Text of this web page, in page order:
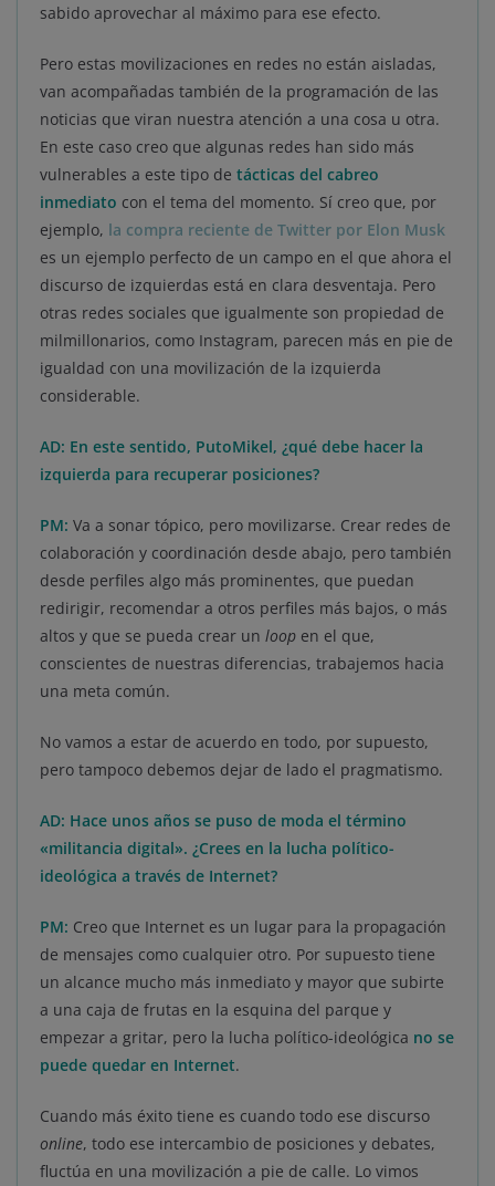
sabido aprovechar al máximo para ese efecto.
Pero estas movilizaciones en redes no están aisladas,
van acompañadas también de la programación de las
noticias que viran nuestra atención a una cosa u otra.
En este caso creo que algunas redes han sido más
vulnerables a este tipo de tácticas del cabreo
inmediato con el tema del momento. Sí creo que, por
ejemplo, la compra reciente de Twitter por Elon Musk
es un ejemplo perfecto de un campo en el que ahora el
discurso de izquierdas está en clara desventaja. Pero
otras redes sociales que igualmente son propiedad de
milmillonarios, como Instagram, parecen más en pie de
igualdad con una movilización de la izquierda
considerable.
AD: En este sentido, PutoMikel, ¿qué debe hacer la
izquierda para recuperar posiciones?
PM: Va a sonar tópico, pero movilizarse. Crear redes de
colaboración y coordinación desde abajo, pero también
desde perfiles algo más prominentes, que puedan
redirigir, recomendar a otros perfiles más bajos, o más
altos y que se pueda crear un loop en el que,
conscientes de nuestras diferencias, trabajemos hacia
una meta común.
No vamos a estar de acuerdo en todo, por supuesto,
pero tampoco debemos dejar de lado el pragmatismo.
AD: Hace unos años se puso de moda el término
«militancia digital». ¿Crees en la lucha político-
ideológica a través de Internet?
PM: Creo que Internet es un lugar para la propagación
de mensajes como cualquier otro. Por supuesto tiene
un alcance mucho más inmediato y mayor que subirte
a una caja de frutas en la esquina del parque y
empezar a gritar, pero la lucha político-ideológica no se
puede quedar en Internet.
Cuando más éxito tiene es cuando todo ese discurso
online, todo ese intercambio de posiciones y debates,
fluctúa en una movilización a pie de calle. Lo vimos